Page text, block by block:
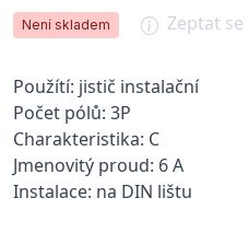
Není skladem Zeptat
Použítí: jistič instalační
Počet pólů: 3P
Charakteristika: C
Jmenovitý proud: 6 A
Instalace: na DIN lištu